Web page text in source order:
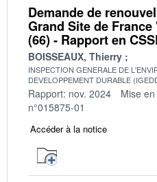
Demande de
Grand Site de
(66) - Rapport en
BOISSEAUX, Thierry
INSPECTION GENERALE DE
DEVELOPPEMENT DURABLE
Rapport: nov. 2024 Mise
n°015875-01
Accéder à la notice